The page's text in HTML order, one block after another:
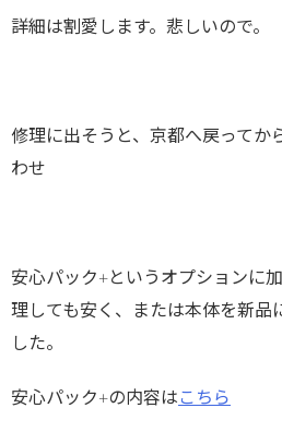
詳細は割愛します。悲しいので。
修理に出そうと、京都へ戻ってか
わせ
安心パック+というオプションに
理しても安く、または本体を新品
した。
安心パック+の内容は こちら